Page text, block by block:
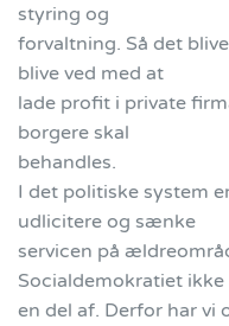
styring og
forvaltning. Så det
blive ved med at
lade profit i private
borgere skal
behandles.
I det politiske system
udlicitere og sænke
servicen på
Socialdemokratiet
en del af. Derfor har vi